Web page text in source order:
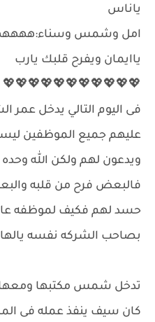
ياناس
امل وشمس
ياايمان ويفرح قلبك يارب
💖💖💖💖💖💖💖💖💖💖💖
فى اليوم التالي يدخل
عليهم جميع الموظفين
ويدعون لهم ولكن الله وحده
فالبعض فرح من قلبه
حسد لهم فكيف لموظفه
بصاحب الشركه نفسه
تدخل شمس مكتبها
كان سيف ينفذ عمله فى